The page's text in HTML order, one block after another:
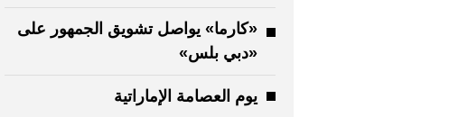
«كارما» يواصل تشويق الجمهور على
«دبي بلس»
يوم العصامة الإماراتية